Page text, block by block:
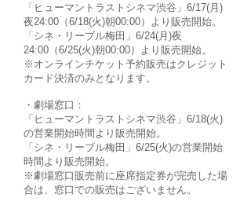
「ヒューマントラストシネマ渋谷」6/17(月)
夜24:00（6/18(火)朝00:00）より販売開始。
「シネ・リーブル梅田」6/24(月)夜
24:00（6/25(火)朝00:00）より販売開始。
※オンラインチケット予約販売はクレジット
カード決済のみとなります。
・劇場窓口：
「ヒューマントラストシネマ渋谷」6/18(火)
の営業開始時間より販売開始。
「シネ・リーブル梅田」6/25(火)の営業開始
時間より販売開始。
※劇場窓口販売前に座席指定券が完売した場
合は、窓口での販売はございません。